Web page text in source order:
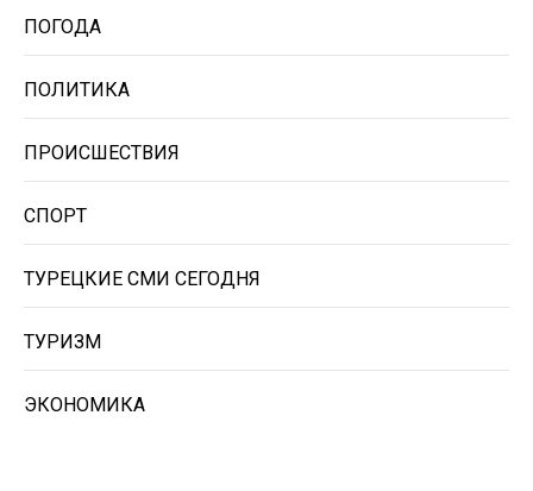
ПОГОДА
ПОЛИТИКА
ПРОИСШЕСТВИЯ
СПОРТ
ТУРЕЦКИЕ СМИ СЕГОДНЯ
ТУРИЗМ
ЭКОНОМИКА